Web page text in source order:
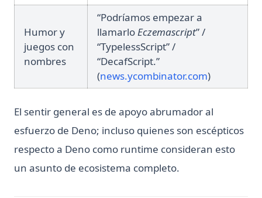
Humor y
juegos con
nombres
“Podríamos empezar a
llamarloEczemascript” /
“TypelessScript” /
“DecafScript.”
(news.ycombinator.com(opens in a
)
El sentir general es de apoyo abrumador al
esfuerzo de Deno; incluso quienes son escépticos
respecto a Deno como runtime consideran esto
un asunto de ecosistema completo.